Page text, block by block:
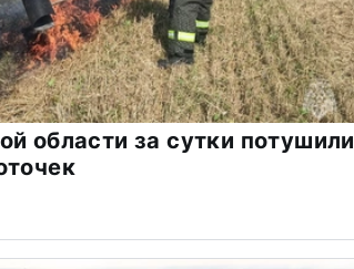
области за сутки потушили